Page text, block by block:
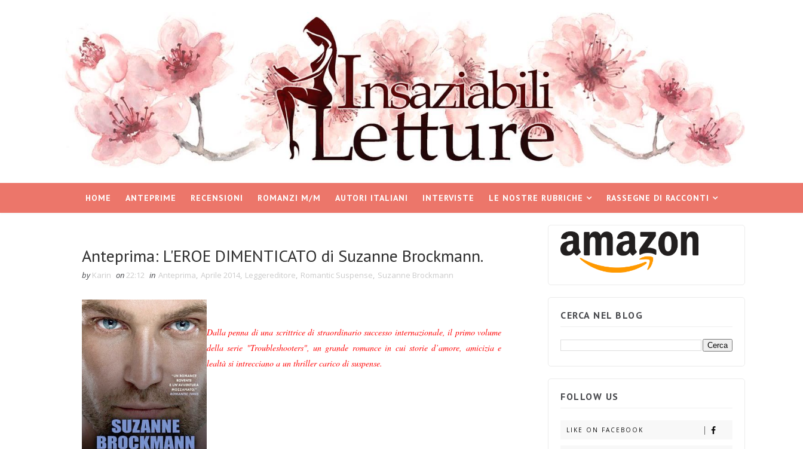
HOME ANTEPRIME RECENSIONI ROMANZI M/M AUTORI ITALIANI INTERVISTE LE NOSTRE RUBRICHE RASSEGNE DI RACCONTI
Anteprima: L'EROE DIMENTICATO di Suzanne Brockmann.
by Karin on22:12 in Anteprima, Aprile 2014, Leggereditore, Romantic Suspense, Suzanne Brockmann
Dalla penna di una scrittrice di straordinario successo internazionale, il primo volume
della serie "Troubleshooters", un grande romance in cui storie d’amore, amicizia e
lealtà si intrecciano a un thriller carico di suspense.
CERCA NEL BLOG
FOLLOW US
LIKE ON FACEBOOK